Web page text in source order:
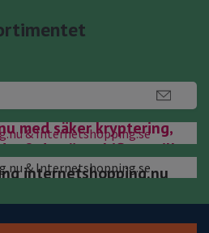
internetshopping.se
med säker kryptering,
2 domäner.bifirma till
& Data Välkomna!
internetshopping.nu